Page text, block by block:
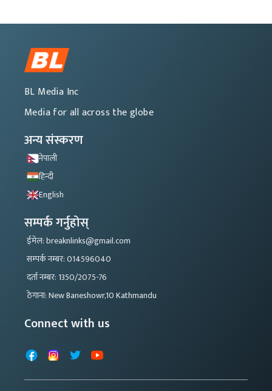
BL Media Inc
Media for all across the globe
अन्य संस्करण
नेपाली
हिन्दी
English
सम्पर्क गर्नुहोस्
ईमेल: breaknlinks@gmail.com
सम्पर्क नम्बर: 014596040
दर्ता नम्बर: 1350/2075-76
ठेगाना: New Baneshowr,10 Kathmandu
Connect with us
FacebookInstagram
X YouTube